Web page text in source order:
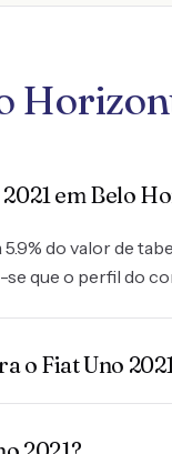
em Belo
do valor de
se que o perfil do
o Fiat Uno